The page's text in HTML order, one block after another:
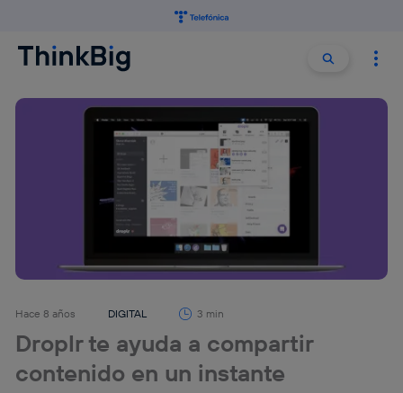
Buscar
Hace 8 años DIGITAL 3 min
Droplr te ayuda a compartir
contenido en un instante